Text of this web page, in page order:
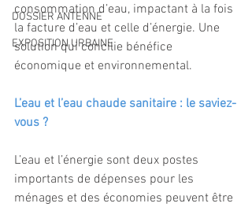
DOSSIER ANTENNE
EXPOSITION URBAINE
consommation d’eau, impactant à la fois
la facture d’eau et celle d’énergie. Une
solution qui concilie bénéfice
économique et environnemental.
L’eau et l’eau chaude sanitaire : le saviez-
vous ?
L’eau et l’énergie sont deux postes
importants de dépenses pour les
ménages et des économies peuvent être